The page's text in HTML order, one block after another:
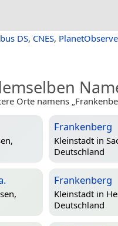
DS, CNES,
Orte namens
Frankenberg
Kleinstadt in
Deutschland
Frankenberg
Kleinstadt in
Deutschland